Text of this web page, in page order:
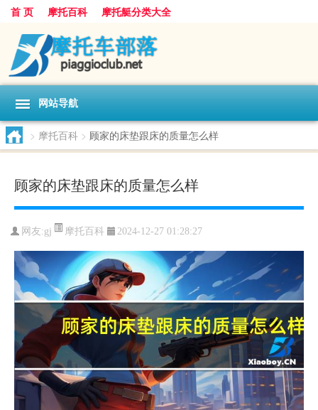
首 页 摩托百科 摩托艇分类大全
网站导航
> 摩托百科 > 顾家的床垫跟床的质量怎么样
顾家的床垫跟床的质量怎么样
网友:gj 摩托百科 2024-12-27 01:28:27